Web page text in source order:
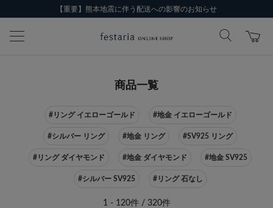
【重要】熊本地震に伴う配送への影響のお知らせ
商品一覧
#リング イエローゴールド #地金 イエローゴールド
#シルバー リング #地金 リング #SV925 リング
#リング ダイヤモンド #地金 ダイヤモンド #地金 SV925
#シルバー SV925 #リング 石なし
1 - 120件 / 320件